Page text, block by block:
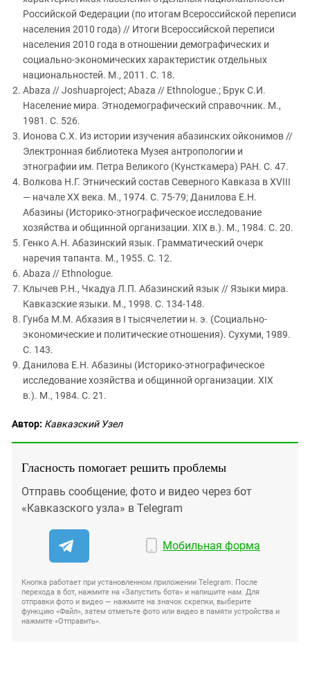
Российской Федерации (по итогам Всероссийской переписи
населения 2010 года) // Итоги Всероссийской переписи
населения 2010 года в отношении демографических и
социально-экономических характеристик отдельных
национальностей. М., 2011. С. 18.
Abaza // Joshuaproject; Abaza // Ethnologue.; Брук С.И.
Население мира. Этнодемографический справочник. М.,
1981. С. 526.
Ионова С.Х. Из истории изучения абазинских ойконимов //
Электронная библиотека Музея антропологии и
этнографии им. Петра Великого (Кунсткамера) РАН. С. 47.
Волкова Н.Г. Этнический состав Северного Кавказа в XVIII
— начале XX века. М., 1974. С. 75-79; Данилова Е.Н.
Абазины (Историко-этнографическое исследование
хозяйства и общинной организации. XIX в.). М., 1984. С. 20.
Генко А.Н. Абазинский язык. Грамматический очерк
наречия тапанта. М., 1955. С. 12.
Abaza // Ethnologue.
Клычев Р.Н., Чкадуа Л.П. Абазинский язык // Языки мира.
Кавказские языки. М., 1998. С. 134-148.
Гунба М.М. Абхазия в I тысячелетии н. э. (Социально-
экономические и политические отношения). Сухуми, 1989.
С. 143.
Данилова Е.Н. Абазины (Историко-этнографическое
исследование хозяйства и общинной организации. XIX
в.). М., 1984. С. 21.
Автор: Кавказский Узел
Гласность помогает решить проблемы
Отправь сообщение, фото и видео через бот
«Кавказского узла» в Telegram
Мобильная форма
Кнопка работает при установленном приложении Telegram. После
перехода в бот, нажмите на «Запустить бота» и напишите нам. Для
отправки фото и видео — нажмите на значок скрепки, выберите
функцию «Файл», затем отметьте фото или видео в памяти устройства и
нажмите «Отправить».